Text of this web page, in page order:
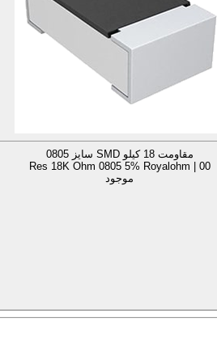
مقاومت 18 کیلو SMD سایز 0805
Res 18K Ohm 0805 5% Royalohm | 00
موجود